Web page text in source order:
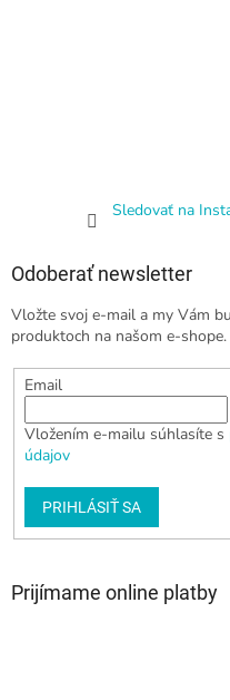
Sledovať na
Odoberať newsletter
Vložte svoj e-mail a my Vám
produktoch na našom e-shope.
Email
Vložením e-mailu súhlasíte s
údajov
PRIHLÁSIŤ SA
Prijímame online platby